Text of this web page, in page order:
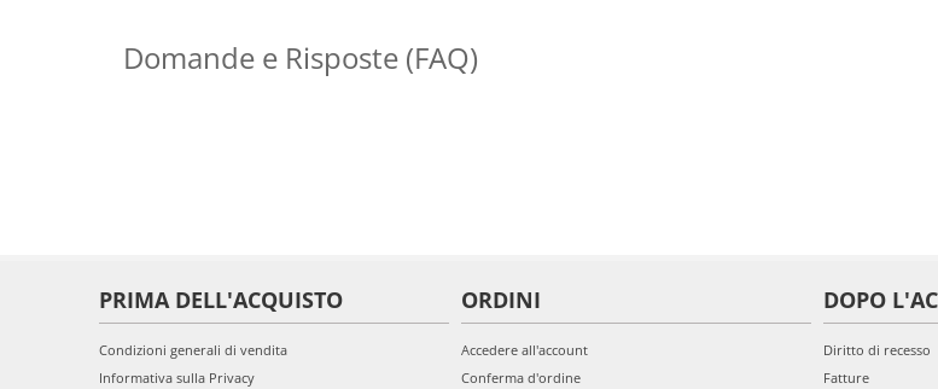
Domande e Risposte (FAQ)
PRIMA DELL'ACQUISTO
Condizioni generali di vendita
Informativa sulla Privacy
ORDINI
Accedere all'account
Conferma d'ordine
DOPO
Diritto di recesso
Fatture